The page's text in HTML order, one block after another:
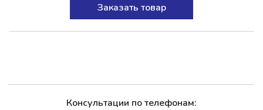
Заказать товар
Консультации по телефонам: